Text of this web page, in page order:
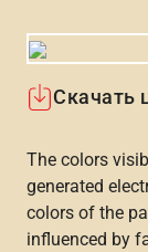
Скачать
The colors
generated
colors of the
influenced by